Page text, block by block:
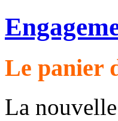
Le panier
La